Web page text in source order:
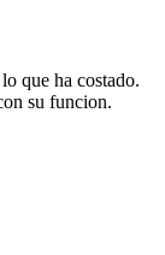
que ha costado.
su funcion.